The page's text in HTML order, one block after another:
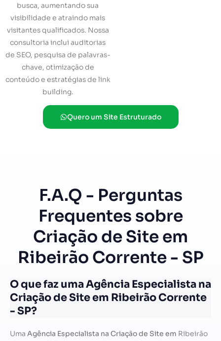
busca, aumentando sua
visibilidade e atraindo mais
visitantes qualificados. Nossa
consultoria inclui auditorias
de SEO, pesquisa de palavras-
chave, otimização de
conteúdo e estratégias de link
building.
Quero um Site Estruturado
F.A.Q - Perguntas
Frequentes sobre
Criação de Site em
Ribeirão Corrente - SP
O que faz uma Agência Especialista na
Criação de Site em Ribeirão Corrente
- SP?
Uma Agência Especialista na Criação de Site em Ribeirão